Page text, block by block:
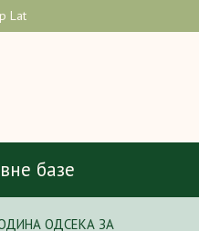
Lat
базе
ОДСЕКА ЗА